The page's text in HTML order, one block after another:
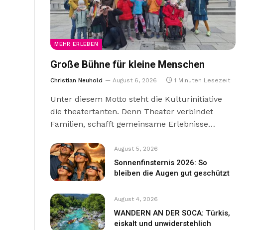
MEHR ERLEBEN
Große Bühne für kleine Menschen
Christian Neuhold August 6, 2026 1 Minuten Lesezeit
Unter diesem Motto steht die Kulturinitiative
die theatertanten. Denn Theater verbindet
Familien, schafft gemeinsame Erlebnisse…
August 5, 2026
Sonnenfinsternis 2026: So
bleiben die Augen gut geschützt
August 4, 2026
WANDERN AN DER SOCA: Türkis,
eiskalt und unwiderstehlich